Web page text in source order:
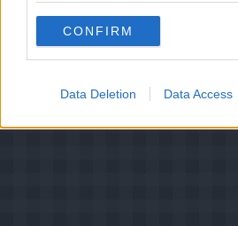
CONFIRM
Data Deletion Data Access